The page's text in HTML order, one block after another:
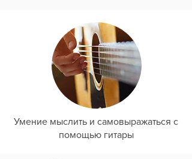
Умение мыслить и самовыражаться с
помощью гитары